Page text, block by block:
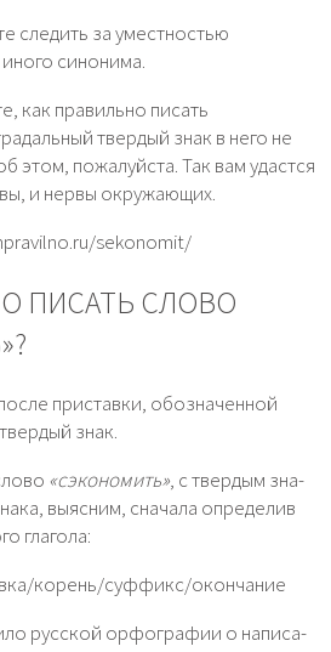
следить за уместностью
синонима.
как правильно писать
твердый знак в него не
этом, пожалуйста. Так вам удастся
и нервы окружающих.
sekonomit/
ПИСАТЬ СЛОВО
при­став­ки, обо­зна­чен­ной
знак.
«сэко­но­мить», с твер­дым зна­
выяс­ним, сна­ча­ла опре­де­лив
гла­го­ла:
корень/суффикс/окончание
рус­ской орфо­гра­фии о напи­са­